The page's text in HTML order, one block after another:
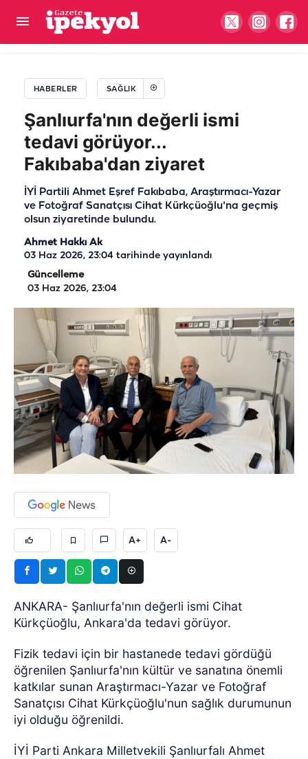
HABERLER SAĞLIK
Şanlıurfa'nın değerli ismi
tedavi görüyor...
Fakıbaba'dan ziyaret
İYİ Partili Ahmet Eşref Fakıbaba, Araştırmacı-Yazar
ve Fotoğraf Sanatçısı Cihat Kürkçüoğlu'na geçmiş
olsun ziyaretinde bulundu.
Ahmet Hakkı Ak
03 Haz 2026, 23:04 tarihinde yayınlandı
Güncelleme
03 Haz 2026, 23:04
A+ A-
ANKARA- Şanlıurfa'nın değerli ismi Cihat
Kürkçüoğlu, Ankara'da tedavi görüyor.
Fizik tedavi için bir hastanede tedavi gördüğü
öğrenilen Şanlıurfa'nın kültür ve sanatına önemli
katkılar sunan Araştırmacı-Yazar ve Fotoğraf
Sanatçısı Cihat Kürkçüoğlu'nun sağlık durumunun
iyi olduğu öğrenildi.
İYİ Parti Ankara Milletvekili Şanlıurfalı Ahmet
Şanlıurfa Şehir Hastanesinde geri sayım: Dev